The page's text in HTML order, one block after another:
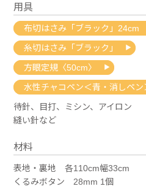
用具
布切はさみ「ブラック」24cm
糸切はさみ「ブラック」
方眼定規〈50cm〉
水性チャコペン＜青・消しペン
待針、目打、ミシン、アイロン
縫い針など
材料
表地・裏地 各110cm幅33cm
くるみボタン 28mm 1個